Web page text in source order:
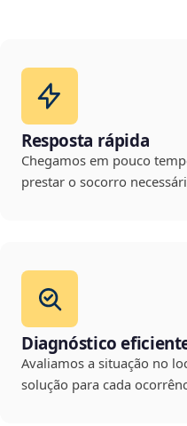
Resposta rápida
Chegamos em pouco
prestar o socorro
Diagnóstico
Avaliamos a situação no
solução para cada